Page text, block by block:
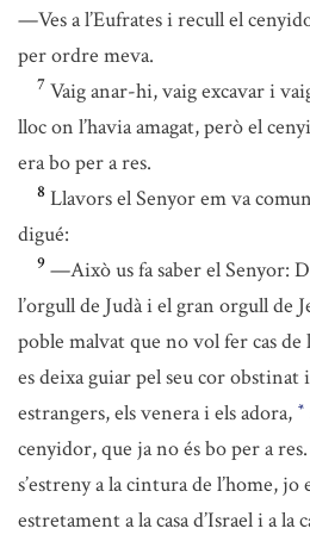
—Ves a l’Eufrates i recull el
per ordre meva.
7 Vaig anar-hi, vaig excavar i
lloc on l’havia amagat, però el
era bo per a res.
8 Llavors el Senyor em va
digué:
9 —Això us fa saber el Senyor:
l’orgull de Judà i el gran orgull de
poble malvat que no vol fer cas de
es deixa guiar pel seu cor obstinat
estrangers, els venera i els adora, *
cenyidor, que ja no és bo per a res.
s’estreny a la cintura de l’home,
estretament a la casa d’Israel i a la